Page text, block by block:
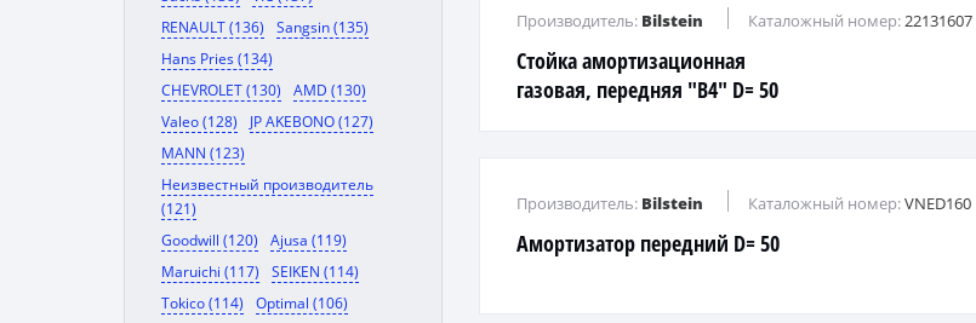
RENAULT (136)
Sangsin (135)
Hans Pries (134)
CHEVROLET (130)
AMD (130)
Valeo (128)
JP AKEBONO (127)
MANN (123)
Неизвестный производитель
(121)
Goodwill (120)
Ajusa (119)
Maruichi (117)
SEIKEN (114)
Tokico (114)
Optimal (106)
Стойка амортизационная
газовая, передняя "B4" D= 50
Производитель: Bilstein Каталожный номер:22131607
Амортизатор передний D= 50
Производитель: Bilstein Каталожный номер:VNED160